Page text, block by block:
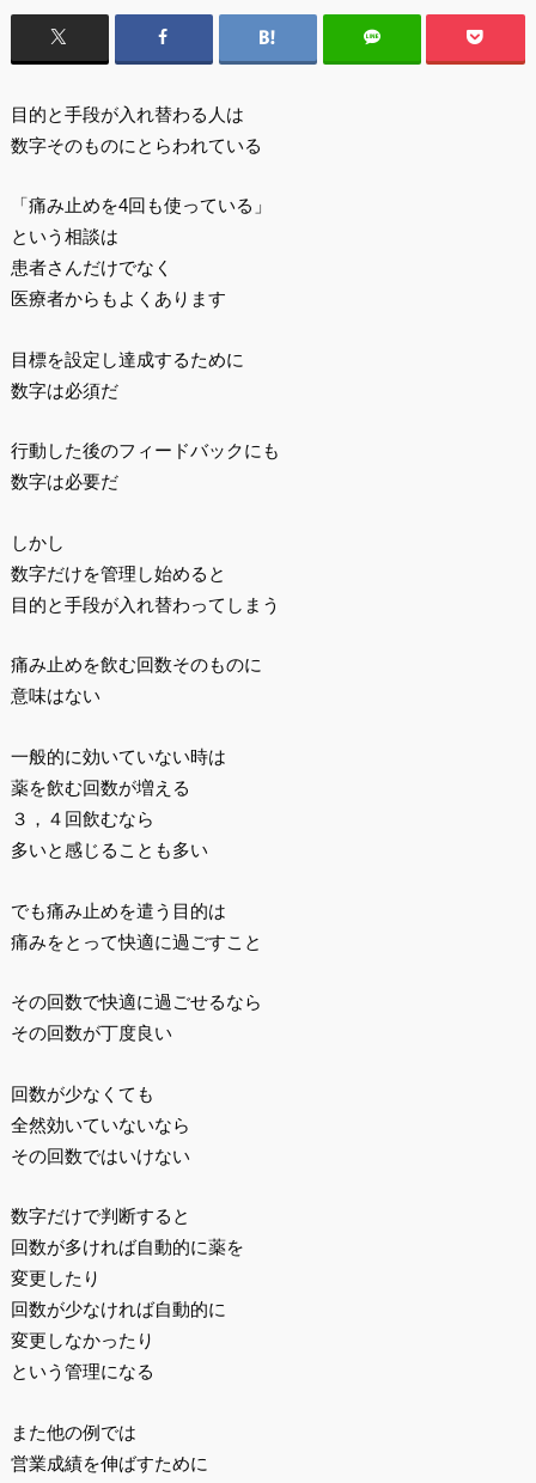
目的と手段が入れ替わる人は
数字そのものにとらわれている
「痛み止めを4回も使っている」
という相談は
患者さんだけでなく
医療者からもよくあります
目標を設定し達成するために
数字は必須だ
行動した後のフィードバックにも
数字は必要だ
しかし
数字だけを管理し始めると
目的と手段が入れ替わってしまう
痛み止めを飲む回数そのものに
意味はない
一般的に効いていない時は
薬を飲む回数が増える
３，４回飲むなら
多いと感じることも多い
でも痛み止めを遣う目的は
痛みをとって快適に過ごすこと
その回数で快適に過ごせるなら
その回数が丁度良い
回数が少なくても
全然効いていないなら
その回数ではいけない
数字だけで判断すると
回数が多ければ自動的に薬を
変更したり
回数が少なければ自動的に
変更しなかったり
という管理になる
また他の例では
営業成績を伸ばすために